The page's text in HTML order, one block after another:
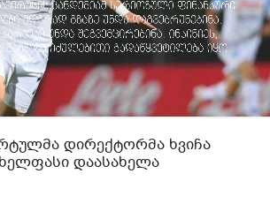
დირექტორმა ხვიჩა
დაასახელა